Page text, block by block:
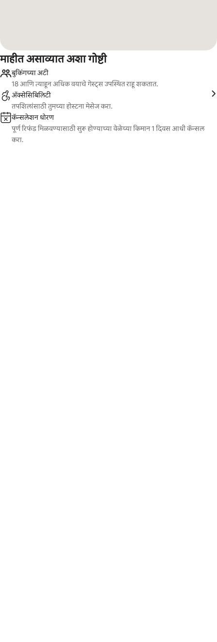
माहीत असाव्यात अशा गोष्टी
बुकिंगच्या अटी
18 आणि त्याहून अधिक वयाचे गेस्ट्स उपस्थित राहू शकतात.
ॲक्सेसिबिलिटी
तपशिलांसाठी तुमच्या होस्टना मेसेज करा.
कॅन्सलेशन धोरण
पूर्ण रिफंड मिळवण्यासाठी सुरू होण्याच्या वेळेच्या किमान 1 दिवस आधी कॅन्सल
करा.